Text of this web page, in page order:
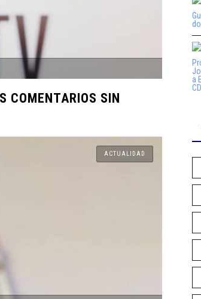
COMENTARIOS SIN
ACTUALIDAD